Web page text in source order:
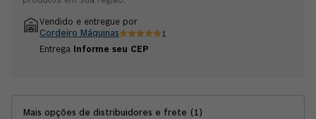
Vendido e entregue por
Cordeiro Máquinas
1
Entrega Informe seu CEP
Mais opções de distribuidores e frete ( 1 )